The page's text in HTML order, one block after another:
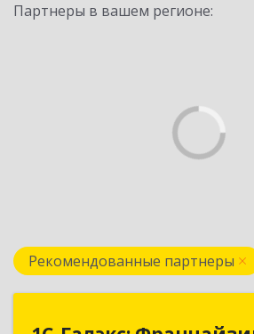
Партнеры в вашем регионе:
Рекомендованные партнеры
1С-Галэкс: